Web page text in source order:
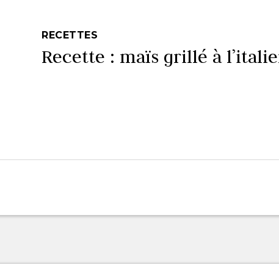
RECETTES
Recette : maïs grillé à